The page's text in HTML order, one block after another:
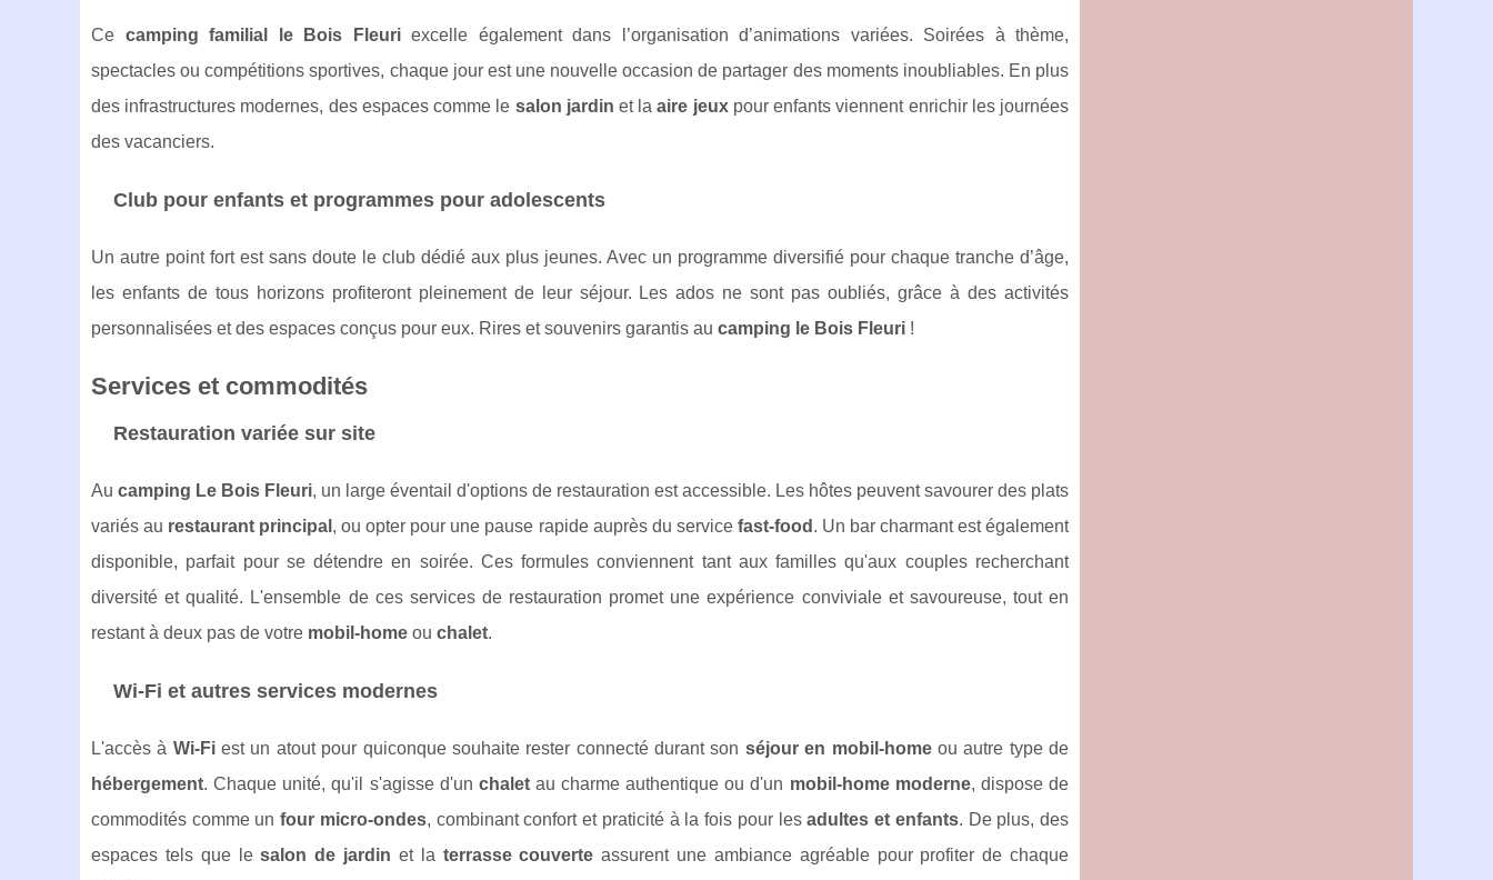
Ce camping familial le Bois Fleuriexcelle également dans l’organisation d’animations variées. Soirées à thème,
spectacles ou compétitions sportives, chaque jour est une nouvelle occasion de partager des moments inoubliables. En plus
des infrastructures modernes, des espaces comme le salon jardin et laaire jeuxpour enfants viennent enrichir les journées
des vacanciers.
Club pour enfants et programmes pour adolescents
Un autre point fort est sans doute le club dédié aux plus jeunes. Avec un programme diversifié pour chaque tranche d’âge,
les enfants de tous horizons profiteront pleinement de leur séjour. Les ados ne sont pas oubliés, grâce à des activités
personnalisées et des espaces conçus pour eux. Rires et souvenirs garantis au camping le Bois Fleuri !
Services et commodités
Restauration variée sur site
Au camping Le Bois Fleuri, un large éventail d'options de restauration est accessible. Les hôtes peuvent savourer des plats
variés au restaurant principal , ou opter pour une pause rapide auprès du service fast-food . Un bar charmant est également
disponible, parfait pour se détendre en soirée. Ces formules conviennent tant aux familles qu'aux couples recherchant
diversité et qualité. L'ensemble de ces services de restauration promet une expérience conviviale et savoureuse, tout en
restant à deux pas de votre mobil-home ou chalet.
Wi-Fi et autres services modernes
L'accès à Wi-Fiest un atout pour quiconque souhaite rester connecté durant son séjour en mobil-homeou autre type de
hébergement. Chaque unité, qu'il s'agisse d'un chaletau charme authentique ou d'un mobil-home moderne, dispose de
commodités comme unfour micro-ondes, combinant confort et praticité à la fois pour lesadultes et enfants. De plus, des
espaces tels que lesalon de jardin et la terrasse couverte assurent une ambiance agréable pour profiter de chaque